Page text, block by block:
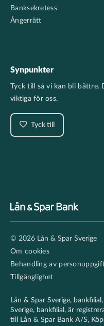
Banksekretess
Ångerrätt
Synpunkter
Tyck till så vi kan bli bättre.
viktiga för oss.
Tyck till
secondary
© 2026 Lån & Spar Sverige
Om cookies
Behandling av
Tillgänglighet
Lån & Spar Sverige,
Sverige, bankfilial, är
till Lån & Spar Bank A/S,